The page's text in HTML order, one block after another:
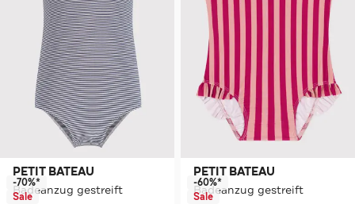
PETIT BATEAU
Badeanzug gestreift
-70%*
Sale
PETIT BATEAU
Badeanzug gestreift
-60%*
Sale